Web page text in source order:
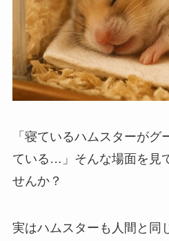
「寝ているハムスターが
ている…」そんな場面を見
せんか？
実はハムスターも人間と同